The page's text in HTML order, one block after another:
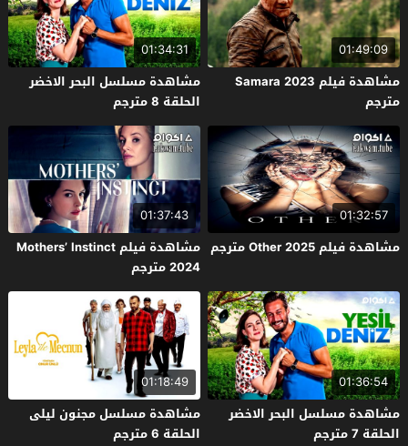
01:49:09
مشاهدة فيلم Samara 2023
مترجم
01:34:31
مشاهدة مسلسل البحر الاخضر
الحلقة 8 مترجم
01:32:57
مشاهدة فيلم Other 2025 مترجم
01:37:43
مشاهدة فيلم Mothers’ Instinct
2024 مترجم
01:36:54
مشاهدة مسلسل البحر الاخضر
الحلقة 7 مترجم
01:18:49
مشاهدة مسلسل مجنون ليلى
الحلقة 6 مترجم